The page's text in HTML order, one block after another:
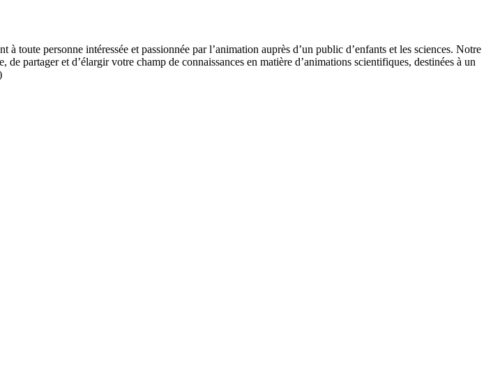
toute personne intéressée et passionnée par l’animation auprès d’un public d’enfants et les sciences. Notre
partager et d’élargir votre champ de connaissances en matière d’animations scientifiques, destinées à un